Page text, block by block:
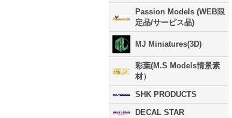
Passion Models (WEB限
定品/サービス品)
MJ Miniatures(3D)
彩葉(M.S Models情景素
材）
SHK PRODUCTS
DECAL STAR